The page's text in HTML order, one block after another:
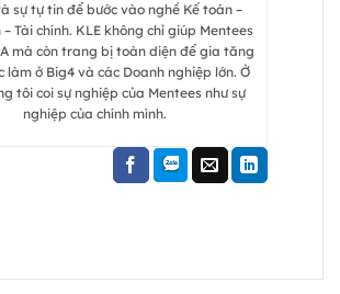
sự tự tin để bước vào nghề Kế toán –
Tài chính. KLE không chỉ giúp Mentees
mà còn trang bị toàn diện để gia tăng
làm ở Big4 và các Doanh nghiệp lớn. Ở
tôi coi sự nghiệp của Mentees như sự
nghiệp của chính mình.